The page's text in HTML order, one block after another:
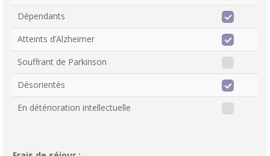
Dépendants
Atteints d’Alzheimer
Souffrant de Parkinson
Désorientés
En détérioration intellectuelle